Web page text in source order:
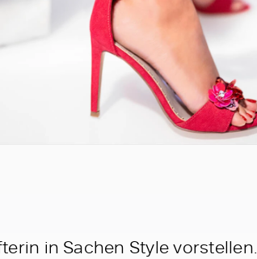
in Sachen Style vorstellen.